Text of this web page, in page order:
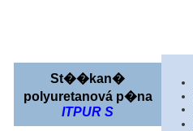
St��kan�
polyuretanová p�na
ITPUR S